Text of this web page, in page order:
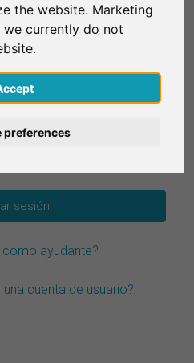
the website. Marketing
we currently do not
preferences
O
como ayudante?
cuenta de usuario?
Regístrate gratis